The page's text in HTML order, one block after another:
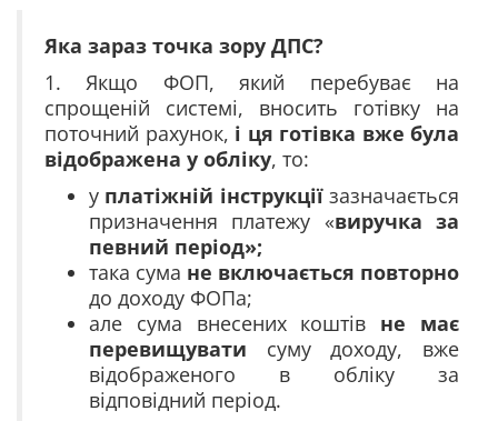
Яка зараз точка зору ДПС?
1. Якщо ФОП, який перебуває на
спрощеній системі, вносить готівку на
поточний рахунок, і ця готівка вже була
відображена у обліку, то:
у платіжній інструкціїзазначається
призначення платежу «виручка за
певний період»;
така сума не включається повторно
до доходу ФОПа;
але сума внесених коштів не має
перевищувати суму доходу, вже
відображеного в обліку за
відповідний період.